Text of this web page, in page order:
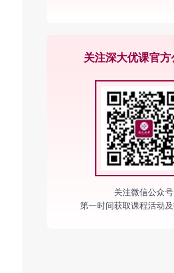
关注深大优课官方
关注微信公众号
第一时间获取课程活动